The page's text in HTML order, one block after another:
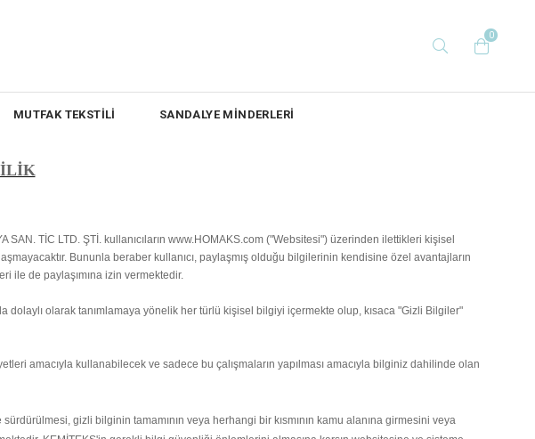
0
MUTFAK TEKSTİLİ SANDALYE MİNDERLERİ
TİC LTD. ŞTİ. kullanıcıların www.HOMAKS.com ("Websitesi") üzerinden ilettikleri kişisel
Bununla beraber kullanıcı, paylaşmış olduğu bilgilerinin kendisine özel avantajların
ile de paylaşımına izin vermektedir.
olarak tanımlamaya yönelik her türlü kişisel bilgiyi içermekte olup, kısaca "Gizli Bilgiler"
amacıyla kullanabilecek ve sadece bu çalışmaların yapılması amacıyla bilginiz dahilinde olan
gizli bilginin tamamının veya herhangi bir kısmının kamu alanına girmesini veya